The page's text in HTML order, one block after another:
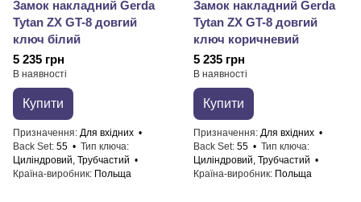
Замок накладний Gerda
Tytan ZX GT-8 довгий
ключ білий
5 235 грн
В наявності
Купити
Призначення Для вхідних
Back Set 55
Тип ключа
Циліндровий, Трубчастий
Країна-виробник Польща
Замок накладний Gerda
Tytan ZX GT-8 довгий
ключ коричневий
5 235 грн
В наявності
Купити
Призначення Для вхідних
Back Set 55
Тип ключа
Циліндровий, Трубчастий
Країна-виробник Польща